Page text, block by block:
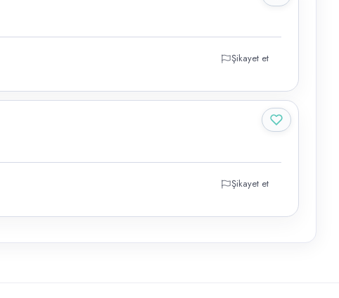
Şikayet et
Şikayet et